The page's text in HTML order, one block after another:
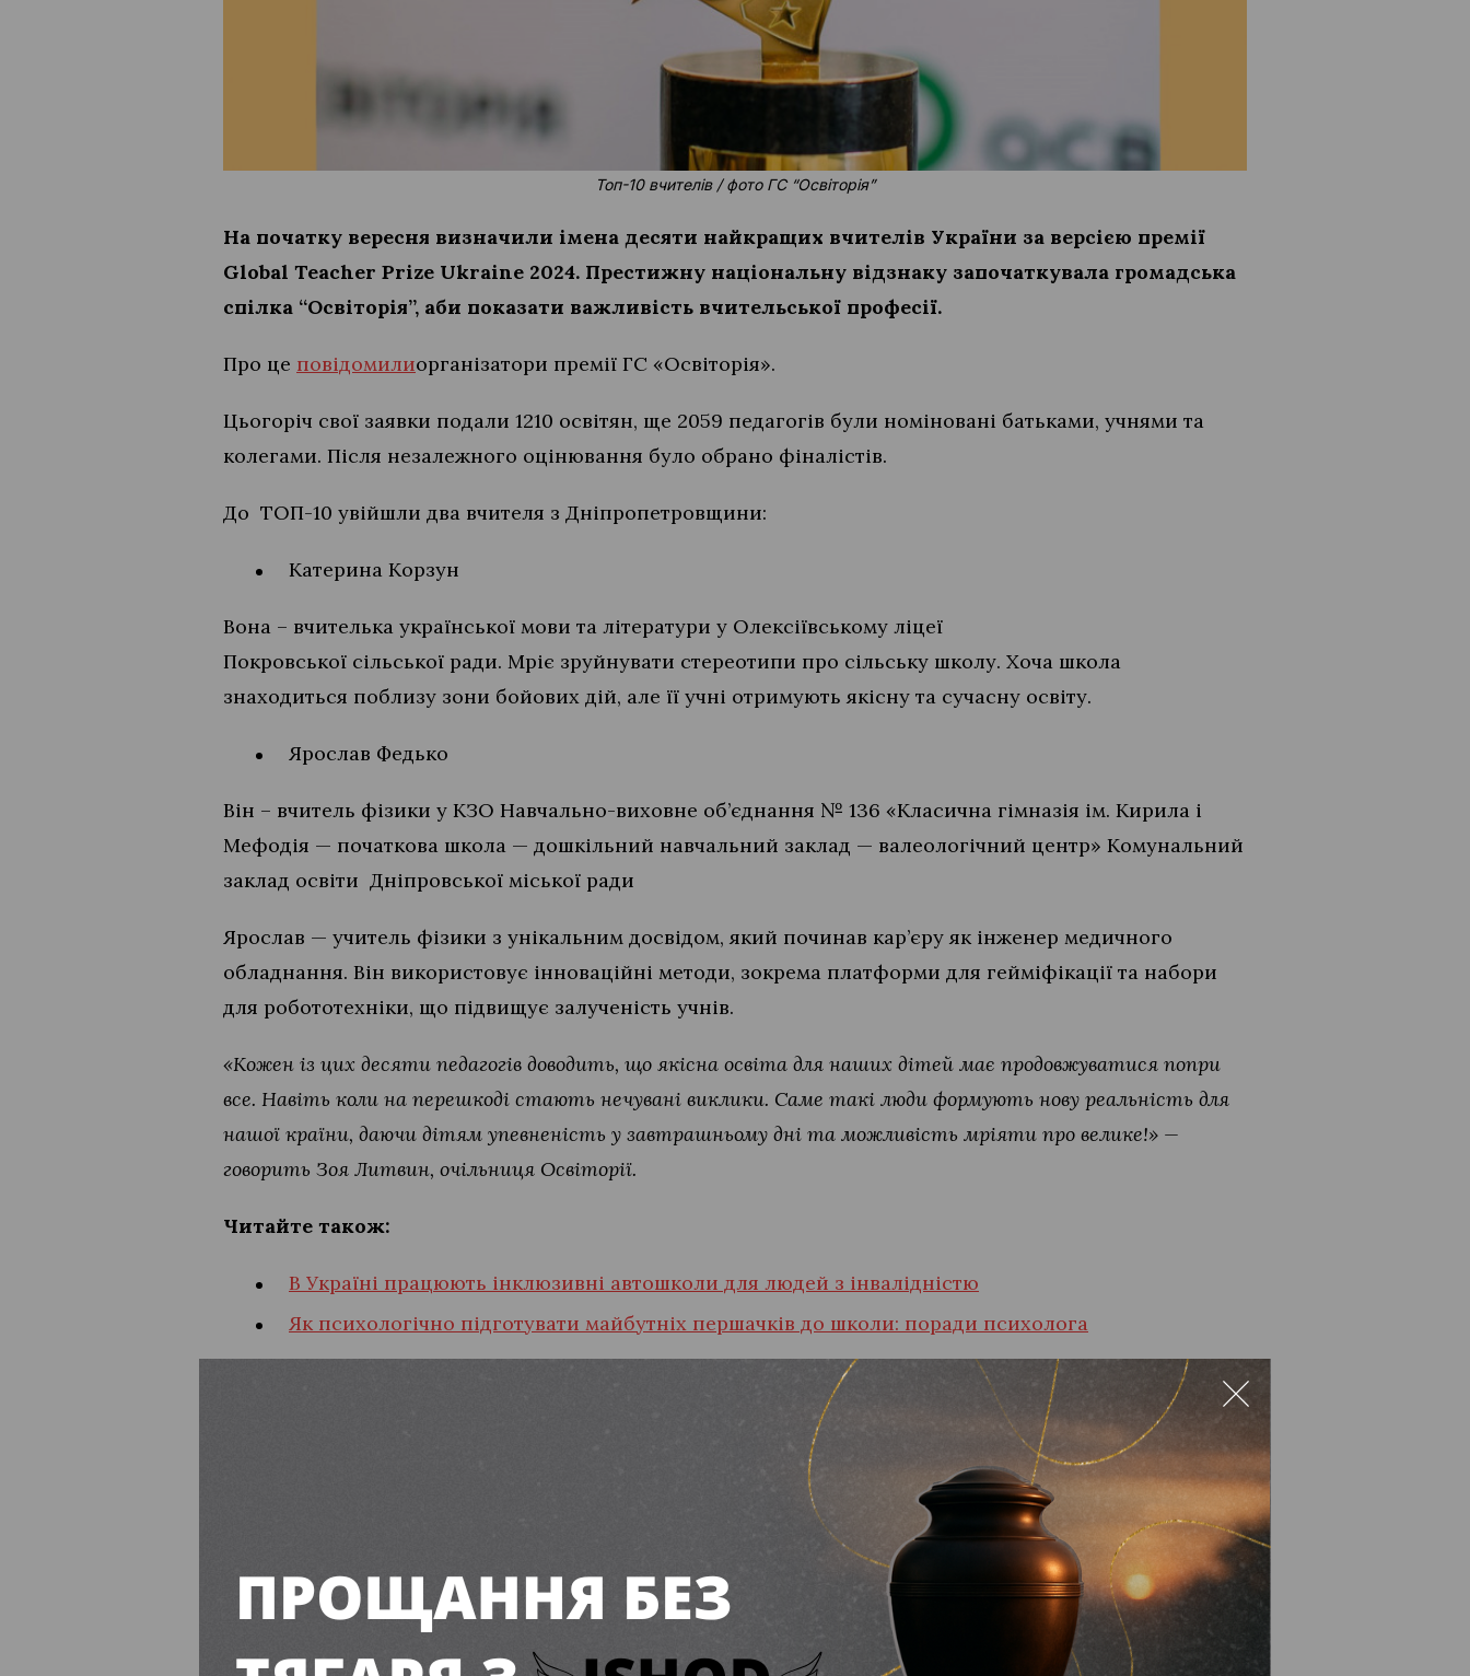
Топ-10 вчителів / фото ГС “Освіторія”
На початку вересня визначили імена десяти найкращих вчителів України за версією премії
Global Teacher Prize Ukraine 2024. Престижну національну відзнаку започаткувала громадська
спілка “Освіторія”, аби показати важливість вчительської професії.
Про це повідомилиорганізатори премії ГС «Освіторія».
Цьогоріч свої заявки подали 1210 освітян, ще 2059 педагогів були номіновані батьками, учнями та
колегами. Після незалежного оцінювання було обрано фіналістів.
До ТОП-10 увійшли два вчителя з Дніпропетровщини:
Катерина Корзун
Вона – вчителька української мови та літератури у Олексіївському ліцеї
Покровської сільської ради. Мріє зруйнувати стереотипи про сільську школу. Хоча школа
знаходиться поблизу зони бойових дій, але її учні отримують якісну та сучасну освіту.
Ярослав Федько
Він – вчитель фізики у КЗО Навчально-виховне об’єднання № 136 «Класична гімназія ім. Кирила і
Мефодія — початкова школа — дошкільний навчальний заклад — валеологічний центр» Комунальний
заклад освіти Дніпровської міської ради
Ярослав — учитель фізики з унікальним досвідом, який починав кар’єру як інженер медичного
обладнання. Він використовує інноваційні методи, зокрема платформи для гейміфікації та набори
для робототехніки, що підвищує залученість учнів.
«Кожен із цих десяти педагогів доводить, що якісна освіта для наших дітей має продовжуватися попри
все. Навіть коли на перешкоді стають нечувані виклики. Саме такі люди формують нову реальність для
нашої країни, даючи дітям упевненість у завтрашньому дні та можливість мріяти про велике!» —
говорить Зоя Литвин, очільниця Освіторії.
Читайте також:
В Україні працюють інклюзивні автошколи для людей з інвалідністю
Як психологічно підготувати майбутніх першачків до школи: поради психолога
17-річному підлітку з Пʼятихаток успішно